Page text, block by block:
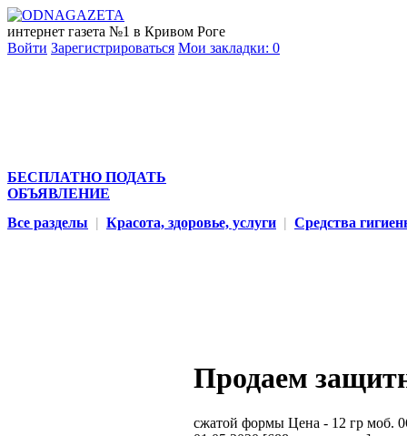
интернет газета №1 в Кривом Роге
Войти Зарегистрироваться Мои закладки: 0
БЕСПЛАТНО ПОДАТЬ
ОБЪЯВЛЕНИЕ
Все разделы | Красота, здоровье, услуги | Средства
Продаем
сжатой формы Цена - 12 гр моб.